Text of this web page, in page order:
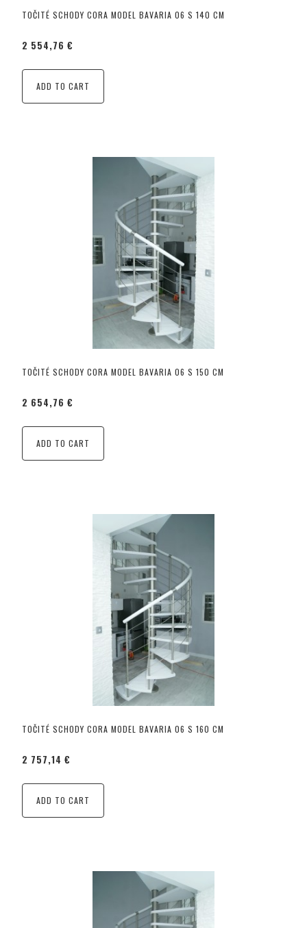
TOČITÉ SCHODY CORA MODEL BAVARIA 06 S 140 CM
2 554,76 €
ADD TO CART
TOČITÉ SCHODY CORA MODEL BAVARIA 06 S 150 CM
2 654,76 €
ADD TO CART
TOČITÉ SCHODY CORA MODEL BAVARIA 06 S 160 CM
2 757,14 €
ADD TO CART